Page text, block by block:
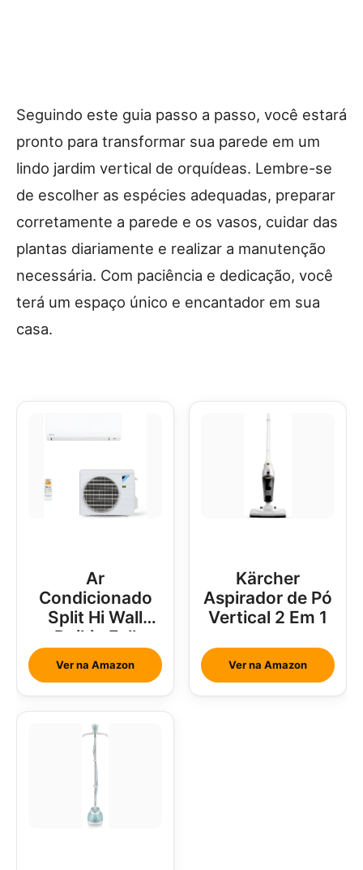
Seguindo este guia passo a passo, você estará
pronto para transformar sua parede em um
lindo jardim vertical de orquídeas. Lembre-se
de escolher as espécies adequadas, preparar
corretamente a parede e os vasos, cuidar das
plantas diariamente e realizar a manutenção
necessária. Com paciência e dedicação, você
terá um espaço único e encantador em sua
casa.
Ar
Condicionado
Split Hi Wall
Daikin Full
Inverter 18000
Btus
Ver na Amazon
Kärcher
Aspirador de Pó
Vertical 2 Em 1
Ver na Amazon